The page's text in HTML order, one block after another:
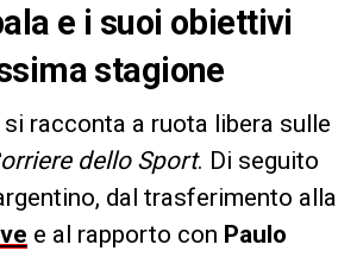
e i suoi obiettivi
stagione
si racconta a ruota libera sulle
dello Sport. Di seguito
dal trasferimento alla
e al rapporto con Paulo